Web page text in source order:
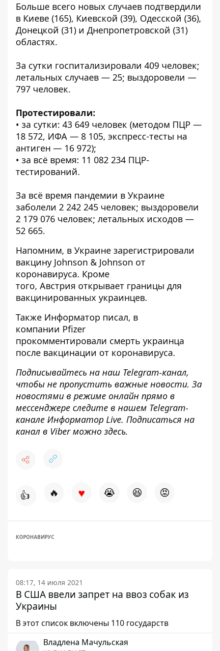
Больше всего новых случаев подтвердили
в Киеве (165), Киевской (39), Одесской (36),
Донецкой (31) и Днепропетровской (31)
областях.
За сутки госпитализировали 409 человек;
летальных случаев — 25; выздоровели —
797 человек.
Протестировали:
• за сутки: 43 649 человек (методом ПЦР —
18 572, ИФА — 8 105, экспресс-тесты на
антиген — 16 972);
• за всё время: 11 082 234 ПЦР-
тестирований.
За всё время пандемии в Украине
заболели 2 242 245 человек; выздоровели
2 179 076 человек; летальных исходов —
52 665.
Напомним, в Украине зарегистрировали
вакцину Johnson & Johnson от
коронавируса. Кроме
того, Австрия открывает границы для
вакцинированных украинцев.
Также Информатор писал, в
компании Pfizer
прокомментировали смерть украинца
после вакцинации от коронавируса.
Подписывайтесь на наш Telegram-канал,
чтобы не пропустить важные новости. За
новостями в режиме онлайн прямо в
мессенджере следите в нашем Telegram-
канале Информатор Live. Подписаться на
канал в Viber можно здесь.
👍 🔥 ♥ 😭 😆 😡
КОРОНАВИРУС
08:17, 14 июля 2021
В США ввели запрет на ввоз собак из
Украины
В этот список включены 110 государств
Владлена Мачульская